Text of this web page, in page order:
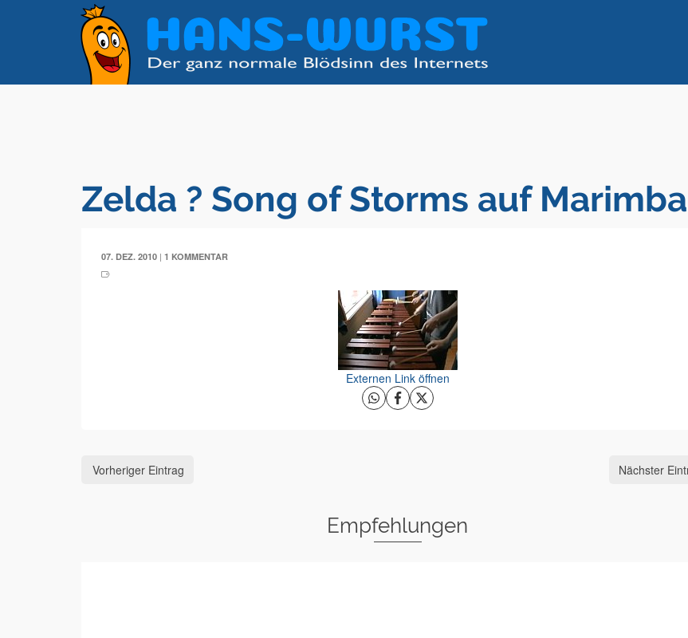
Zelda ? Song of Storms auf Marimba
07. DEZ. 2010 | 1 KOMMENTAR
Externen Link öffnen
Vorheriger Eintrag Nächster
Empfehlungen